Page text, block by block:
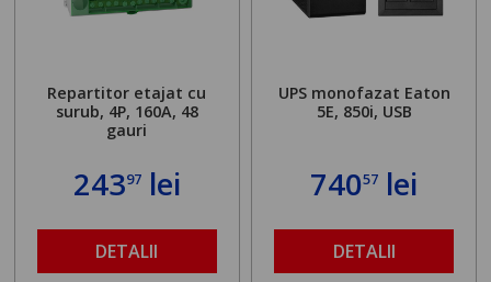
Repartitor etajat cu
surub, 4P, 160A, 48
gauri
24397lei
DETALII
UPS monofazat Eaton
5E, 850i, USB
74057 lei
DETALII